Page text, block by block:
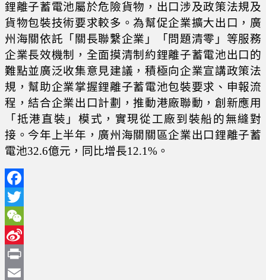
鋰離子蓄電池屬於危險貨物，出口涉及政策法規及
貨物包裝技術要求較多。為幫促企業擴大出口，廣
州海關依託「關長聯繫企業」「問題清零」等服務
企業長效機制，全面摸清制約鋰離子蓄電池出口的
難點並廣泛收集意見建議，積極向企業宣講政策法
規，幫助企業掌握鋰離子蓄電池包裝要求、申報流
程，結合企業出口計劃，推動港廠聯動，創新應用
「抵港直裝」模式，實現從工廠到裝船的無縫對
接。今年上半年，廣州海關關區企業出口鋰離子蓄
電池32.6億元，同比增長12.1%。
Facebook
Twitter
WeChat
Sina
Weibo
Print